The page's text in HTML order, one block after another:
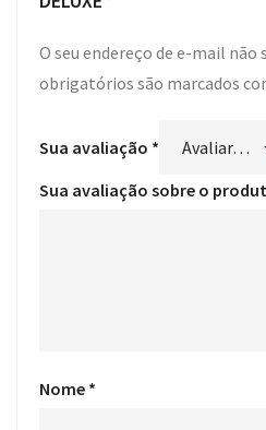
O seu endereço de e-mail não
obrigatórios são marcados
Sua avaliação *
Sua avaliação sobre o
Nome *